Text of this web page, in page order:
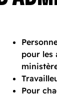
pour les
Pour